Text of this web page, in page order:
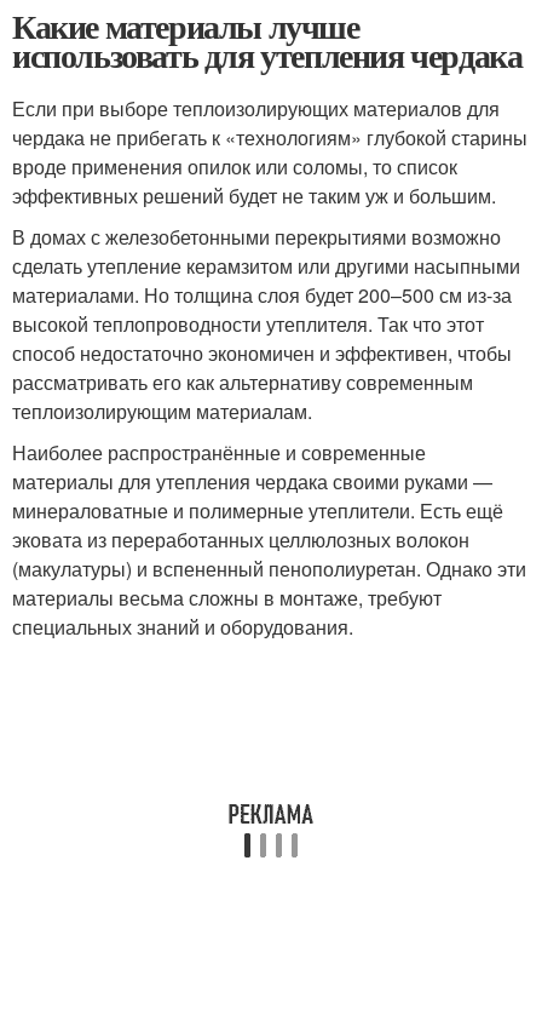
Какие материалы лучше
использовать для утепления чердака
Если при выборе теплоизолирующих материалов для
чердака не прибегать к «технологиям» глубокой старины
вроде применения опилок или соломы, то список
эффективных решений будет не таким уж и большим.
В домах с железобетонными перекрытиями возможно
сделать утепление керамзитом или другими насыпными
материалами. Но толщина слоя будет 200–500 см из-за
высокой теплопроводности утеплителя. Так что этот
способ недостаточно экономичен и эффективен, чтобы
рассматривать его как альтернативу современным
теплоизолирующим материалам.
Наиболее распространённые и современные
материалы для утепления чердака своими руками —
минераловатные и полимерные утеплители. Есть ещё
эковата из переработанных целлюлозных волокон
(макулатуры) и вспененный пенополиуретан. Однако эти
материалы весьма сложны в монтаже, требуют
специальных знаний и оборудования.